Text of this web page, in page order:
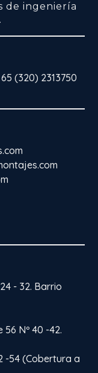
de ingeniería
(320) 2313750
- 32. Barrio
Nº 40 -42.
-54 (Cobertura a